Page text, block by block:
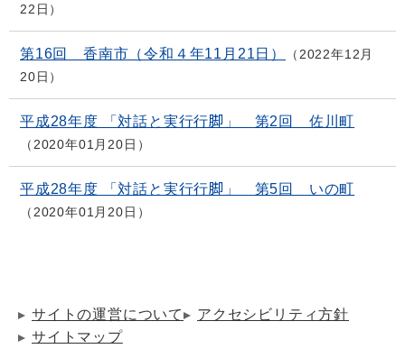
22日
第16回 香南市（令和４年11月21日）
2022年12月
20日
平成28年度 「対話と実行行脚」 第2回 佐川町
2020年01月20日
平成28年度 「対話と実行行脚」 第5回 いの町
2020年01月20日
サイトの運営について
アクセシビリティ方針
サイトマップ